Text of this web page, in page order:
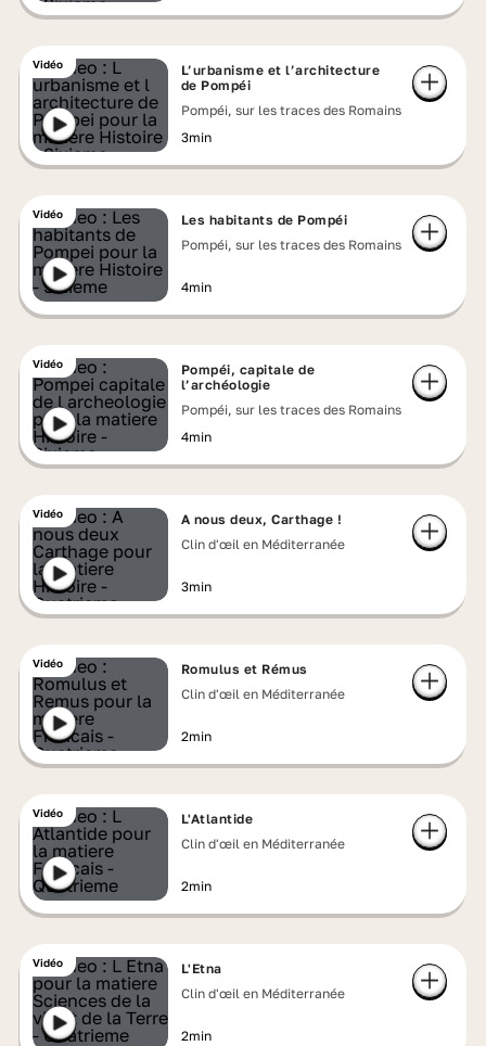
Vidéo
L’urbanisme et l’architecture
de Pompéi
Pompéi, sur les traces des Romains
3min
Vidéo
Les habitants de Pompéi
Pompéi, sur les traces des Romains
4min
Vidéo
Pompéi, capitale de
l’archéologie
Pompéi, sur les traces des Romains
4min
Vidéo
A nous deux, Carthage !
Clin d'œil en Méditerranée
3min
Vidéo
Romulus et Rémus
Clin d'œil en Méditerranée
2min
Vidéo
L'Atlantide
Clin d'œil en Méditerranée
2min
Vidéo
L'Etna
Clin d'œil en Méditerranée
2min